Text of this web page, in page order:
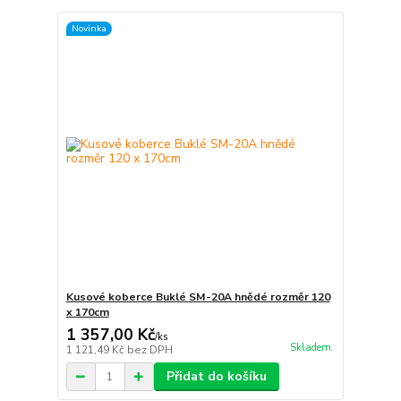
Novinka
Kusové koberce Buklé SM-20A hnědé rozměr 120
x 170cm
1 357,00 Kč/ks
1 121,49 Kč bez DPH Skladem
Přidat do košíku